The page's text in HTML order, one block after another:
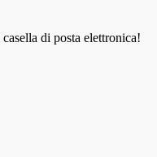
di posta elettronica!